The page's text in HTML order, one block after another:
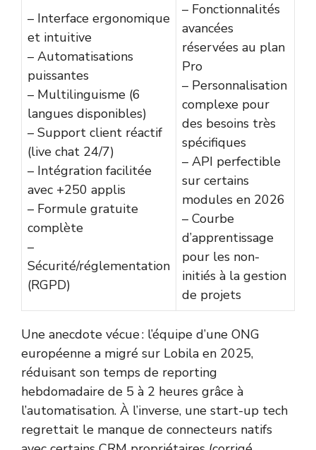
– Interface ergonomique
et intuitive
– Automatisations
puissantes
– Multilinguisme (6
langues disponibles)
– Support client réactif
(live chat 24/7)
– Intégration facilitée
avec +250 applis
– Formule gratuite
complète
–
Sécurité/réglementation
(RGPD)
– Fonctionnalités
avancées
réservées au plan
Pro
– Personnalisation
complexe pour
des besoins très
spécifiques
– API perfectible
sur certains
modules en 2026
– Courbe
d’apprentissage
pour les non-
initiés à la gestion
de projets
Une anecdote vécue : l’équipe d’une ONG
européenne a migré sur Lobila en 2025,
réduisant son temps de reporting
hebdomadaire de 5 à 2 heures grâce à
l’automatisation. À l’inverse, une start-up tech
regrettait le manque de connecteurs natifs